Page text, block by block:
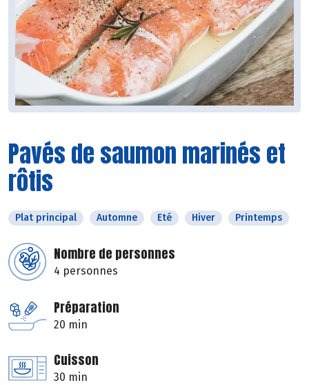
Pavés de saumon marinés et
rôtis
Plat principal Automne Eté Hiver Printemps
Nombre de personnes
4 personnes
Préparation
20 min
Cuisson
30 min